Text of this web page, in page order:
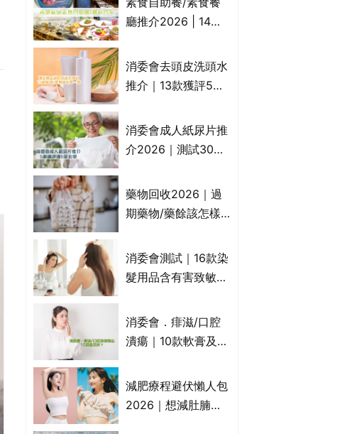
比較、打針後反應處
廳推介2026 | 14間
中式/印度/東南亞/港
式/Fusion素食齋菜
消委會去頭皮洗頭水
推介｜13款獲評5星
KLORANE、沙宣、
呂、LUX等上榜｜4
消委會成人紙尿片推
介2026｜測試30款
滲墊防漏表現/回滲/
化學物質檢測等｜5
藥物回收2026｜過
期藥物/藥餘該怎樣
地點一覽｜屈臣氏、
萬寧、首衛、綠領行
消委會測試｜16款染
髮用品含有害致敏物
介!50惠、Return回
本、Furnte、Rerise
消委會．痱滋/口腔
潰瘍｜10款軟膏及啫
屬處方藥物？有哪些
受關注成分？｜必知
減肥療程避伏懶人包
2026｜想減肚腩但